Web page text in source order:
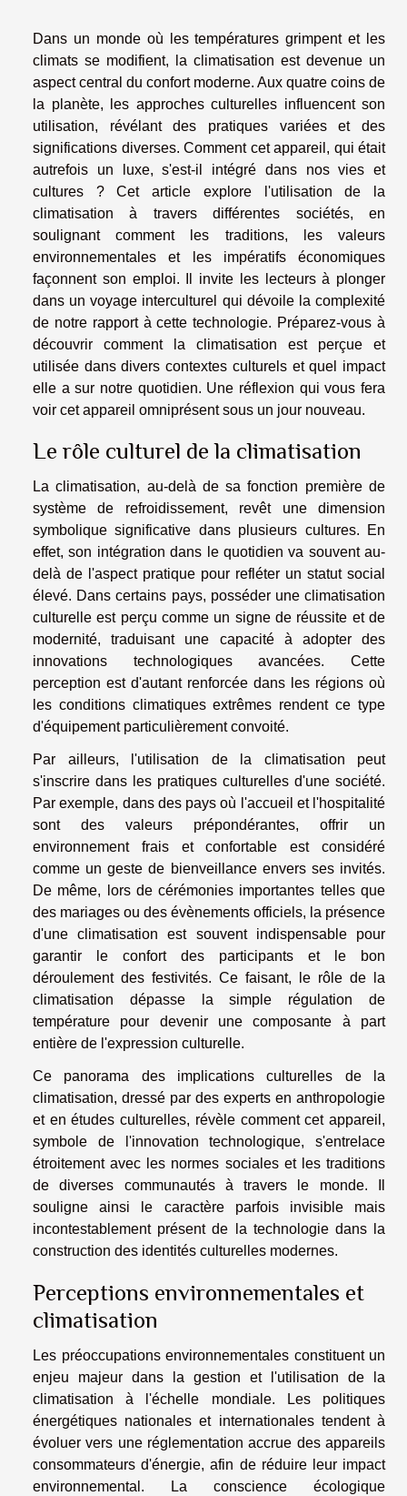
Dans un monde où les températures grimpent et les
climats se modifient, la climatisation est devenue un
aspect central du confort moderne. Aux quatre coins de
la planète, les approches culturelles influencent son
utilisation, révélant des pratiques variées et des
significations diverses. Comment cet appareil, qui était
autrefois un luxe, s'est-il intégré dans nos vies et
cultures ? Cet article explore l'utilisation de la
climatisation à travers différentes sociétés, en
soulignant comment les traditions, les valeurs
environnementales et les impératifs économiques
façonnent son emploi. Il invite les lecteurs à plonger
dans un voyage interculturel qui dévoile la complexité
de notre rapport à cette technologie. Préparez-vous à
découvrir comment la climatisation est perçue et
utilisée dans divers contextes culturels et quel impact
elle a sur notre quotidien. Une réflexion qui vous fera
voir cet appareil omniprésent sous un jour nouveau.
Le rôle culturel de la climatisation
La climatisation, au-delà de sa fonction première de
système de refroidissement, revêt une dimension
symbolique significative dans plusieurs cultures. En
effet, son intégration dans le quotidien va souvent au-
delà de l'aspect pratique pour refléter un statut social
élevé. Dans certains pays, posséder une climatisation
culturelle est perçu comme un signe de réussite et de
modernité, traduisant une capacité à adopter des
innovations technologiques avancées. Cette
perception est d'autant renforcée dans les régions où
les conditions climatiques extrêmes rendent ce type
d'équipement particulièrement convoité.
Par ailleurs, l'utilisation de la climatisation peut
s'inscrire dans les pratiques culturelles d'une société.
Par exemple, dans des pays où l'accueil et l'hospitalité
sont des valeurs prépondérantes, offrir un
environnement frais et confortable est considéré
comme un geste de bienveillance envers ses invités.
De même, lors de cérémonies importantes telles que
des mariages ou des évènements officiels, la présence
d'une climatisation est souvent indispensable pour
garantir le confort des participants et le bon
déroulement des festivités. Ce faisant, le rôle de la
climatisation dépasse la simple régulation de
température pour devenir une composante à part
entière de l'expression culturelle.
Ce panorama des implications culturelles de la
climatisation, dressé par des experts en anthropologie
et en études culturelles, révèle comment cet appareil,
symbole de l'innovation technologique, s'entrelace
étroitement avec les normes sociales et les traditions
de diverses communautés à travers le monde. Il
souligne ainsi le caractère parfois invisible mais
incontestablement présent de la technologie dans la
construction des identités culturelles modernes.
Perceptions environnementales et
climatisation
Les préoccupations environnementales constituent un
enjeu majeur dans la gestion et l'utilisation de la
climatisation à l'échelle mondiale. Les politiques
énergétiques nationales et internationales tendent à
évoluer vers une réglementation accrue des appareils
consommateurs d'énergie, afin de réduire leur impact
environnemental. La conscience écologique